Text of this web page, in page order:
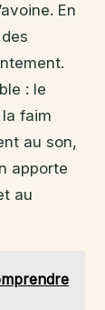
En
: le
faim
au son,
apporte
au